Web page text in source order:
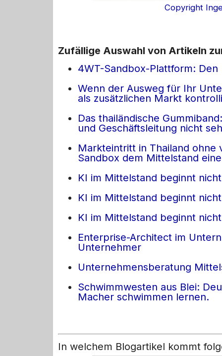
Copyright
Zufällige Auswahl von Artikeln
4WT-Sandbox-Plattform:
Wenn der Ausweg für Ihr
als zusätzlichen Markt
Das thailändische
und Geschäftsleitung nicht
Markteintritt in Thailand ohne
Sandbox dem Mittelstand
KI im Mittelstand beginnt
KI im Mittelstand beginnt
KI im Mittelstand beginnt
Enterprise-Architect im
Unternehmer
Unternehmensberatung
Schwimmwesten aus Blei:
Macher schwimmen lernen.
In welchem Blogartikel kommt